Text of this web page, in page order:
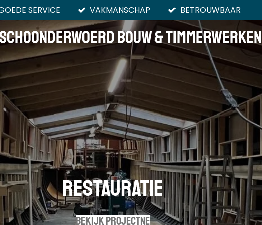
SERVICE VAKMANSCHAP BETROUWBAAR
Bouw & Timmerwerken
restauratie
bekijk projectne